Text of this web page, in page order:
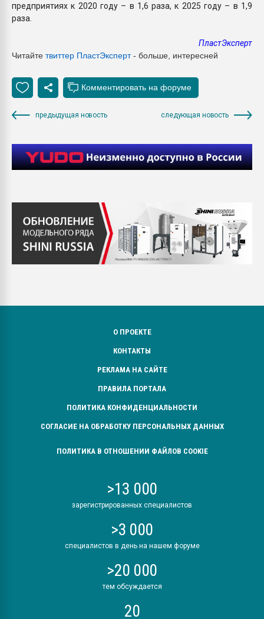
предприятиях к 2020 году – в 1,6 раза, к 2025 году – в 1,9
раза.
ПластЭксперт
Читайте твиттер ПластЭксперт- больше, интересней
предыдущая новость следующая новость
О ПРОЕКТЕ
КОНТАКТЫ
РЕКЛАМА НА САЙТЕ
ПРАВИЛА ПОРТАЛА
ПОЛИТИКА КОНФИДЕНЦИАЛЬНОСТИ
СОГЛАСИЕ НА ОБРАБОТКУ ПЕРСОНАЛЬНЫХ ДАННЫХ
ПОЛИТИКА В ОТНОШЕНИИ ФАЙЛОВ COOKIE
>13 000
зарегистрированных специалистов
>3 000
специалистов в день на нашем форуме
>20 000
тем обсуждается
20